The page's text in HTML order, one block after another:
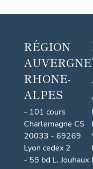
RÉGION
AUVERGNE
RHONE-
ALPES
- 101 cours
Charlemagne CS
20033 - 69269
Lyon cedex 2
- 59 bd L. Jouhaux